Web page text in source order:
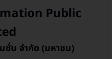
Public
ชั่น จำกัด (มหาชน)